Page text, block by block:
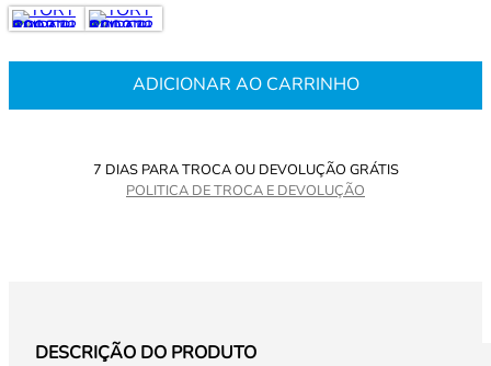
ADICIONAR AO CARRINHO
7 DIAS PARA TROCA OU DEVOLUÇÃO GRÁTIS
POLITICA DE TROCA E DEVOLUÇÃO
DESCRIÇÃO DO PRODUTO